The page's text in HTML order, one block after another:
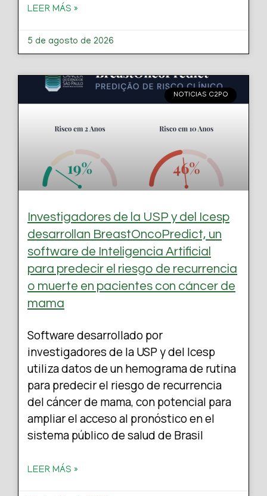
LEER MÁS »
5 de agosto de 2026
NOTICIAS C2PO
Investigadores de la USP y del Icesp
desarrollan BreastOncoPredict, un
software de Inteligencia Artificial
para predecir el riesgo de recurrencia
o muerte en pacientes con cáncer de
mama
Software desarrollado por
investigadores de la USP y del Icesp
utiliza datos de un hemograma de rutina
para predecir el riesgo de recurrencia
del cáncer de mama, con potencial para
ampliar el acceso al pronóstico en el
sistema público de salud de Brasil
LEER MÁS »